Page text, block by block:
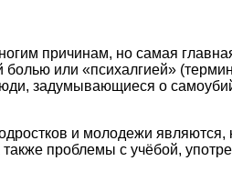
причинам, но самая
болью или «психалгией»
задумывающиеся о
и молодежи
также проблемы с учёбой,